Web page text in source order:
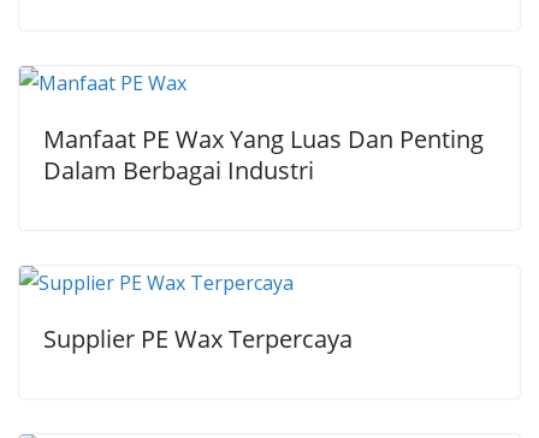
Manfaat PE Wax Yang Luas Dan Penting
Dalam Berbagai Industri
Supplier PE Wax Terpercaya